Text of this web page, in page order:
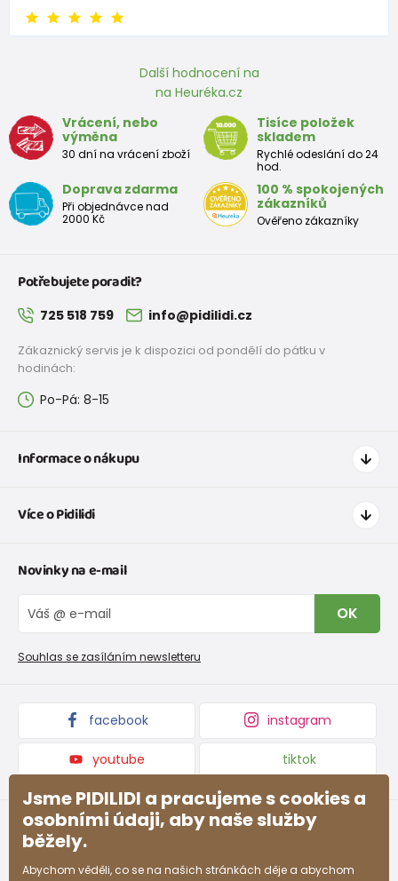
Další hodnocení na
na Heuréka.cz
Vrácení, nebo
výměna
30 dní na vrácení zboží
Tisíce položek
skladem
Rychlé odeslání do 24
hod.
Doprava zdarma
Při objednávce nad
2000 Kč
100 % spokojených
zákazníků
Ověřeno zákazníky
Potřebujete poradit?
725 518 759 info@pidilidi.cz
Zákaznický servis je k dispozici od pondělí do pátku v
hodinách:
Po-Pá: 8-15
Informace o nákupu
Doprava a platba
Tabulka velikostí obuvi
Vrácení zboží a reklamace
Reklamační řád
Nevyzvednutá objednávka na dobírku
Více o Pidilidi
O nás
Blog
Velkoobchod PiDiLiDi
Affiliate program
Kolekce zboží
Novinky na e-mail
OK
Souhlas se zasíláním newsletteru
facebook instagram
youtube tiktok
Jsme PIDILIDI a pracujeme s cookies a
osobními údaji, aby naše služby
běžely.
Abychom věděli, co se na našich stránkách děje a abychom